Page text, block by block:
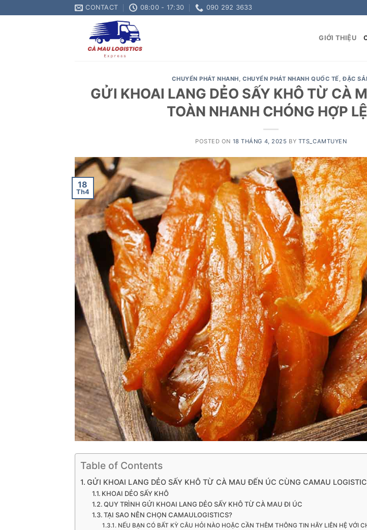
to
CONTACT 08:00 - 17:30 090 292 3633
GIỚI THIỆU
CHUYỂN PHÁT NHANH,CHUYỂN PHÁT NHANH QUỐC TẾ,ĐẶC
GỬI KHOAI LANG DẺO SẤY KHÔ TỪ CÀ
TOÀN NHANH CHÓNG HỢP
POSTED ON 18 THÁNG 4, 2025 BY TTS_CAMTUYEN
18
Th4
Table of Contents
GỬI KHOAI LANG DẺO SẤY KHÔ TỪ CÀ MAU ĐẾN ÚC CÙNG CAMAU
KHOAI DẺO SẤY KHÔ
QUY TRÌNH GỬI KHOAI LANG DẺO SẤY KHÔ TỪ CÀ MAU ĐI ÚC
TẠI SAO NÊN CHỌN CAMAULOGISTICS?
NẾU BẠN CÓ BẤT KỲ CÂU HỎI NÀO HOẶC CẦN THÊM THÔNG TIN HÃY LIÊN HỆ VỚI